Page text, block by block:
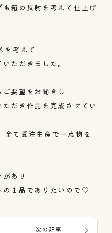
箱の反射を考えて仕上げ
を考えて
ただきました。
要望をお聞きし
だき作品を完成させてい
て受注生産で一点物を
あり
の１品でありたいので♡
次の記事